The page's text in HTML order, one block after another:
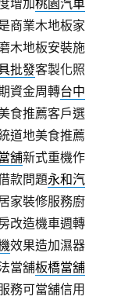
增加桃園汽車
商業木地板家
木地板安裝施
批發客製化照
資金周轉台中
食推薦客戶選
道地美食推薦
舖新式重機作
款問題永和汽
家裝修服務廚
改造機車週轉
效果造加濕器
當舖板橋當舖
務可當舖信用